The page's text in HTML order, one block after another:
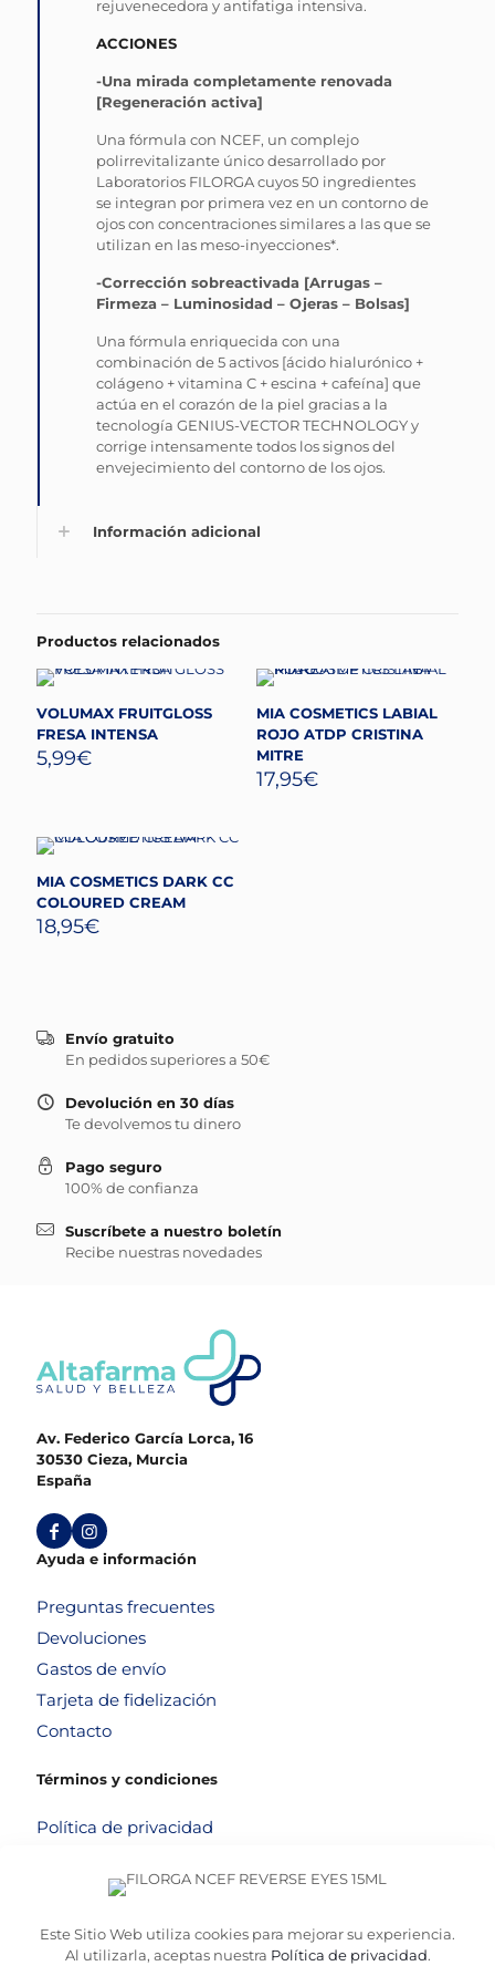
rejuvenecedora y antifatiga intensiva.
ACCIONES
-Una mirada completamente renovada
[Regeneración activa]
Una fórmula con NCEF, un complejo
polirrevitalizante único desarrollado por
Laboratorios FILORGA cuyos 50 ingredientes
se integran por primera vez en un contorno de
ojos con concentraciones similares a las que se
utilizan en las meso-inyecciones*.
-Corrección sobreactivada [Arrugas –
Firmeza – Luminosidad – Ojeras – Bolsas]
Una fórmula enriquecida con una
combinación de 5 activos [ácido hialurónico +
colágeno + vitamina C + escina + cafeína] que
actúa en el corazón de la piel gracias a la
tecnología GENIUS-VECTOR TECHNOLOGY y
corrige intensamente todos los signos del
envejecimiento del contorno de los ojos.
Información adicional
Productos relacionados
VOLUMAX FRUITGLOSS
FRESA INTENSA
5,99€
MIA COSMETICS LABIAL
ROJO ATDP CRISTINA
MITRE
17,95€
MIA COSMETICS DARK CC
COLOURED CREAM
18,95€
Envío gratuito
En pedidos superiores a 50€
Devolución en 30 días
Te devolvemos tu dinero
Pago seguro
100% de confianza
Suscríbete a nuestro boletín
Recibe nuestras novedades
Av. Federico García Lorca, 16
30530 Cieza, Murcia
España
Ayuda e información
Preguntas frecuentes
Devoluciones
Gastos de envío
Tarjeta de fidelización
Contacto
Términos y condiciones
Política de privacidad
Aviso legal
Este Sitio Web utiliza cookies para mejorar su experiencia.
Al utilizarla, aceptas nuestra Política de privacidad.